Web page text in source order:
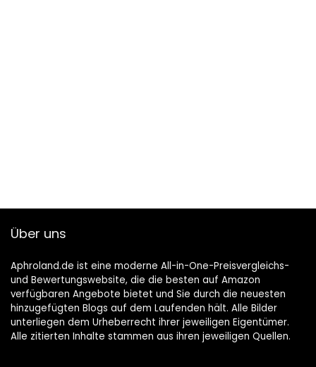
Über uns
Aphroland.de ist eine moderne All-in-One-Preisvergleichs-
und Bewertungswebsite, die die besten auf Amazon
verfügbaren Angebote bietet und Sie durch die neuesten
hinzugefügten Blogs auf dem Laufenden hält. Alle Bilder
unterliegen dem Urheberrecht ihrer jeweiligen Eigentümer.
Alle zitierten Inhalte stammen aus ihren jeweiligen Quellen.